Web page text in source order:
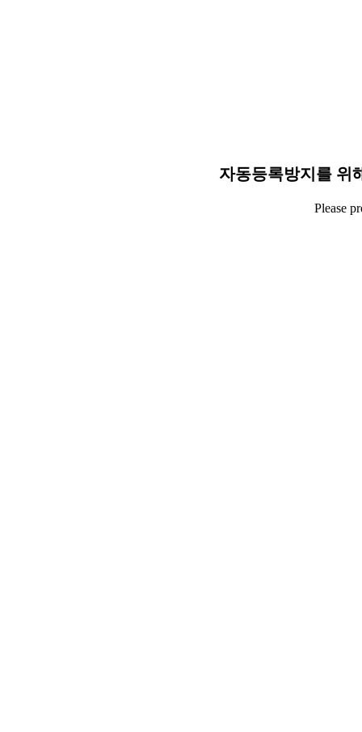
자동등록방지를 위
Please